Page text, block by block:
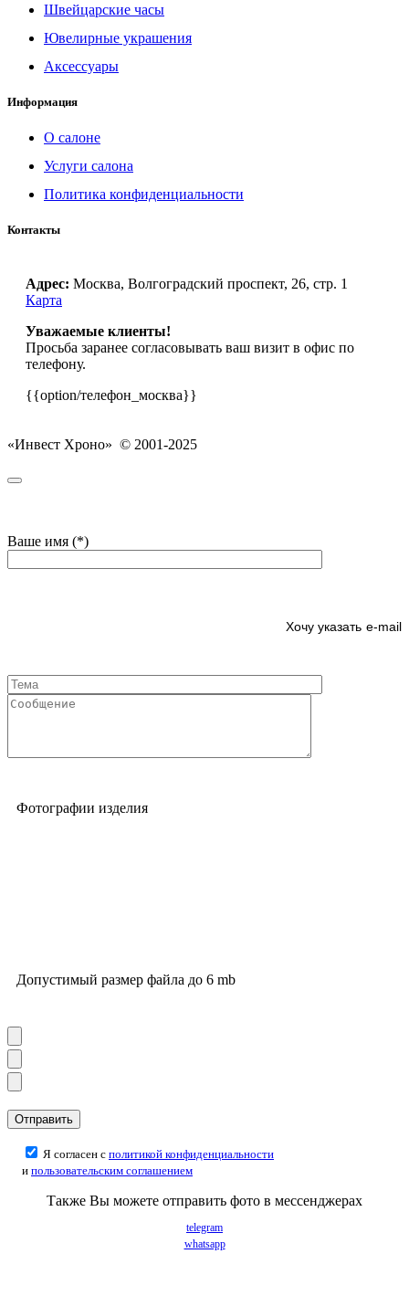
Швейцарские часы
Ювелирные украшения
Аксессуары
Информация
О салоне
Услуги салона
Политика конфиденциальности
Контакты
Адрес: Москва, Волгоградский проспект, 26, стр. 1
Карта
Уважаемые клиенты!
Просьба заранее согласовывать ваш визит в офис по
телефону.
{{option/телефон_москва}}
«Инвест Хроно» © 2001-2025
Ваше имя (*)
e-mail
Фотографии изделия
Допустимый размер файла до 6 mb
Я согласен с политикой конфиденциальности
и пользовательским соглашением
Также Вы можете отправить фото в мессенджерах
telegram
whatsapp